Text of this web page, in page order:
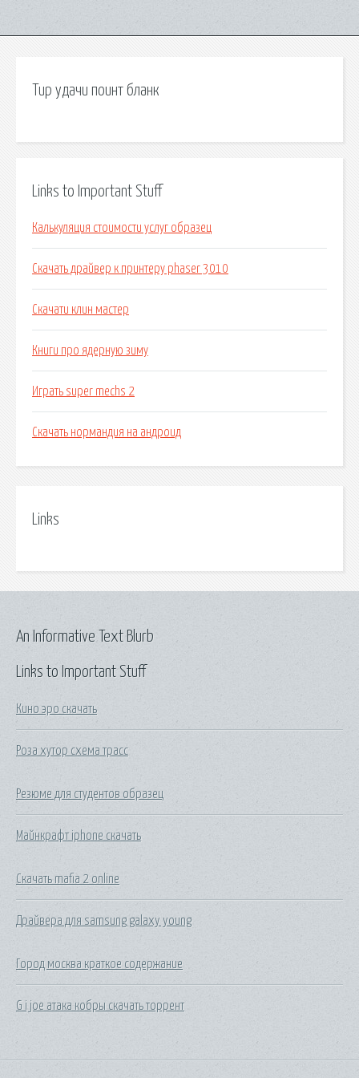
Тир удачи поинт бланк
Links to Important Stuff
Калькуляция стоимости услуг образец
Скачать драйвер к принтеру phaser 3010
Скачати клин мастер
Книги про ядерную зиму
Играть super mechs 2
Скачать нормандия на андроид
Links
Links to Important Stuff
Кино эро скачать
Роза хутор схема трасс
Резюме для студентов образец
Майнкрафт iphone скачать
Скачать mafia 2 online
Драйвера для samsung galaxy young
Город москва краткое содержание
G i joe атака кобры скачать торрент
An Informative Text Blurb